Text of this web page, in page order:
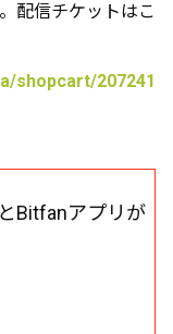
配信チケットはこ
shopcart/207241
Bitfanアプリが